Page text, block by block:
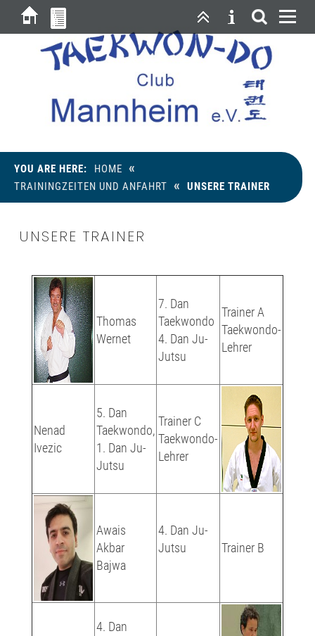
YOU ARE HERE: HOME «
TRAININGZEITEN UND ANFAHRT « UNSERE TRAINER
UNSERE TRAINER
Thomas
Wernet
7. Dan
Taekwondo
4. Dan Ju-
Jutsu
Trainer A
Taekwondo-
Lehrer
Nenad
Ivezic
5. Dan
Taekwondo,
1. Dan Ju-
Jutsu
Trainer C
Taekwondo-
Lehrer
Awais
Akbar
Bajwa
4. Dan Ju-
Jutsu
Trainer B
4. Dan